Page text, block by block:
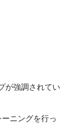
が強調されてい
ニングを行っ